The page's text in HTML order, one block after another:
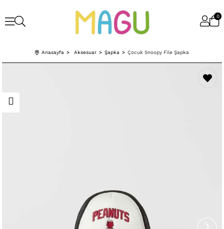
0
Anasayfa Aksesuar Şapka Çocuk Snoopy File Şapka